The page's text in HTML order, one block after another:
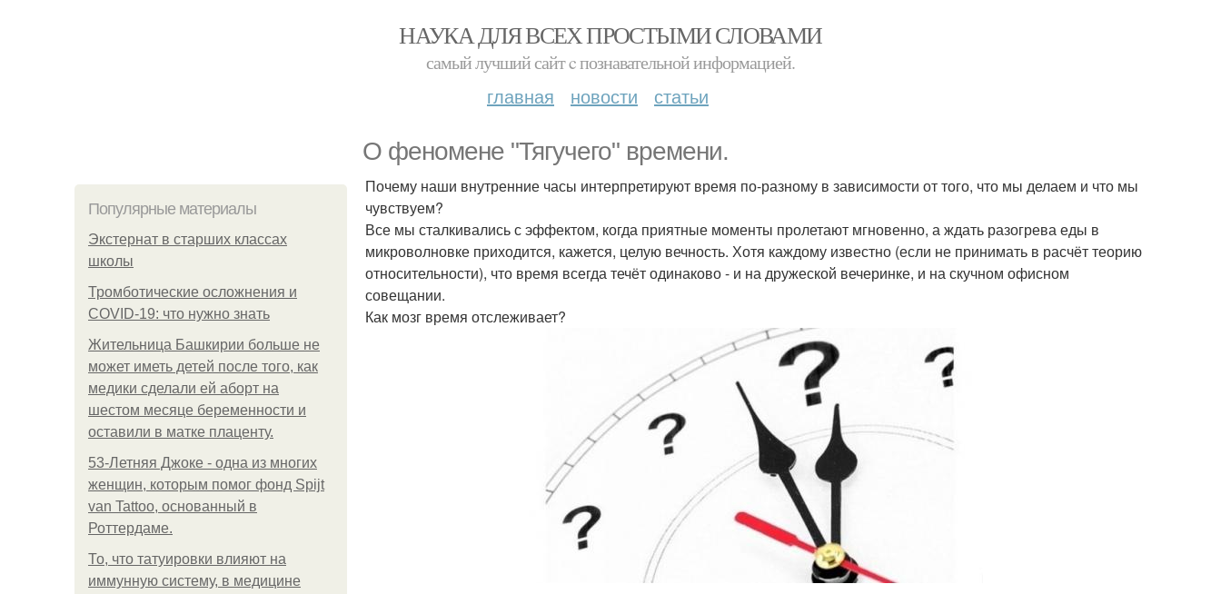
НАУКА ДЛЯ ВСЕХ ПРОСТЫМИ СЛОВАМИ
самый лучший сайт c познавательной информацией.
главная новости статьи
О феномене "Тягучего" времени.
Популярные материалы
Экстернат в старших классах
школы
Тромботические осложнения и
COVID-19: что нужно знать
Жительница Башкирии больше не
может иметь детей после того, как
медики сделали ей аборт на
шестом месяце беременности и
оставили в матке плаценту.
53-Летняя Джоке - одна из многих
женщин, которым помог фонд Spijt
van Tattoo, основанный в
Роттердаме.
То, что татуировки влияют на
иммунную систему, в медицине
Почему наши внутренние часы интерпретируют время по-разному в зависимости от того, что мы делаем и что мы
чувствуем?
Все мы сталкивались с эффектом, когда приятные моменты пролетают мгновенно, а ждать разогрева еды в
микроволновке приходится, кажется, целую вечность. Хотя каждому известно (если не принимать в расчёт теорию
относительности), что время всегда течёт одинаково - и на дружеской вечеринке, и на скучном офисном
совещании.
Как мозг время отслеживает?